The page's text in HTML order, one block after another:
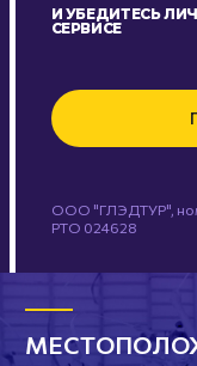
И УБЕДИТЕСЬ
СЕРВИСЕ
ООО "ГЛЭДТУР",
РТО 024628